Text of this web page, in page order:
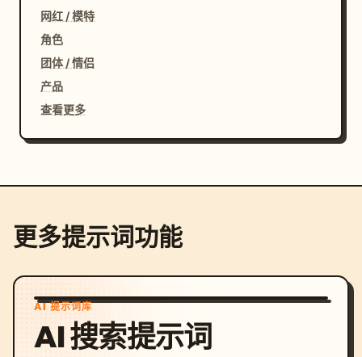
网红 / 模特
角色
团体 / 情侣
产品
查看更多
更多提示词功能
AI 提示词库
AI 搜索提示词